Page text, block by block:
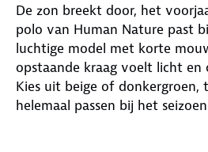
De zon breekt door, het
polo van Human Nature past
luchtige model met korte
opstaande kraag voelt licht en
Kies uit beige of donkergroen,
helemaal passen bij het